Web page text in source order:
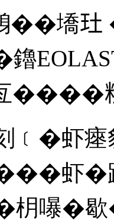
��墧
鑥
亙
虾
虾�
嚗�